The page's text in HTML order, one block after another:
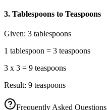
3. Tablespoons to Teaspoons
Given: 3 tablespoons
1 tablespoon = 3 teaspoons
3 x 3 = 9 teaspoons
Result: 9 teaspoons
Frequently Asked Questions